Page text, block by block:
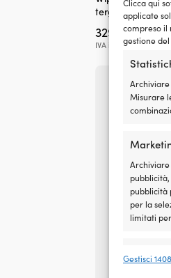
Clicca qui
applicate
compreso il
gestione
Misurare
pubblicità
per la
limitati
Gestisci
tergicristallo
329,99€
IVA incl.